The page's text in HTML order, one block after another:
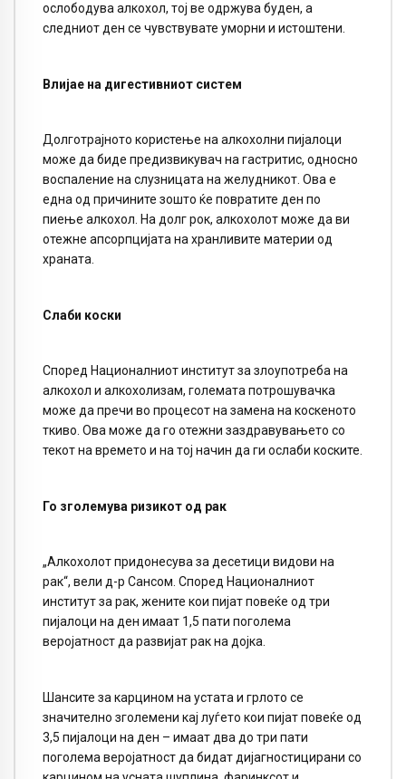
ослободува алкохол, тој ве одржува буден, а
следниот ден се чувствувате уморни и истоштени.
Влијае на дигестивниот систем
Долготрајното користење на алкохолни пијалоци
може да биде предизвикувач на гастритис, односно
воспаление на слузницата на желудникот. Ова е
една од причините зошто ќе повратите ден по
пиење алкохол. На долг рок, алкохолот може да ви
отежне апсорпцијата на хранливите материи од
храната.
Слаби коски
Според Националниот институт за злоупотреба на
алкохол и алкохолизам, големата потрошувачка
може да пречи во процесот на замена на коскеното
ткиво. Ова може да го отежни заздравувањето со
текот на времето и на тој начин да ги ослаби коските.
Го зголемува ризикот од рак
„Алкохолот придонесува за десетици видови на
рак“, вели д-р Сансом. Според Националниот
институт за рак, жените кои пијат повеќе од три
пијалоци на ден имаат 1,5 пати поголема
веројатност да развијат рак на дојка.
Шансите за карцином на устата и грлото се
значително зголемени кај луѓето кои пијат повеќе од
3,5 пијалоци на ден – имаат два до три пати
поголема веројатност да бидат дијагностицирани со